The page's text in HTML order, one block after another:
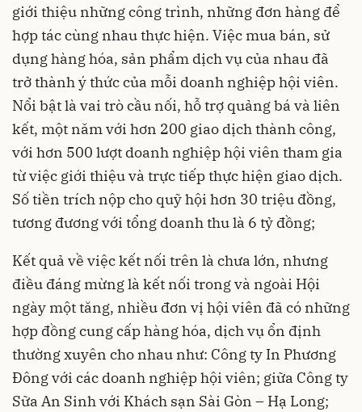
giới thiệu những công trình, những đơn hàng để
hợp tác cùng nhau thực hiện. Việc mua bán, sử
dụng hàng hóa, sản phẩm dịch vụ của nhau đã
trở thành ý thức của mỗi doanh nghiệp hội viên.
Nổi bật là vai trò cầu nối, hỗ trợ quảng bá và liên
kết, một năm với hơn 200 giao dịch thành công,
với hơn 500 lượt doanh nghiệp hội viên tham gia
từ việc giới thiệu và trực tiếp thực hiện giao dịch.
Số tiền trích nộp cho quỹ hội hơn 30 triệu đồng,
tương đương với tổng doanh thu là 6 tỷ đồng;
Kết quả về việc kết nối trên là chưa lớn, nhưng
điều đáng mừng là kết nối trong và ngoài Hội
ngày một tăng, nhiều đơn vị hội viên đã có những
hợp đồng cung cấp hàng hóa, dịch vụ ổn định
thường xuyên cho nhau như: Công ty In Phương
Đông với các doanh nghiệp hội viên; giữa Công ty
Sữa An Sinh với Khách sạn Sài Gòn – Hạ Long;